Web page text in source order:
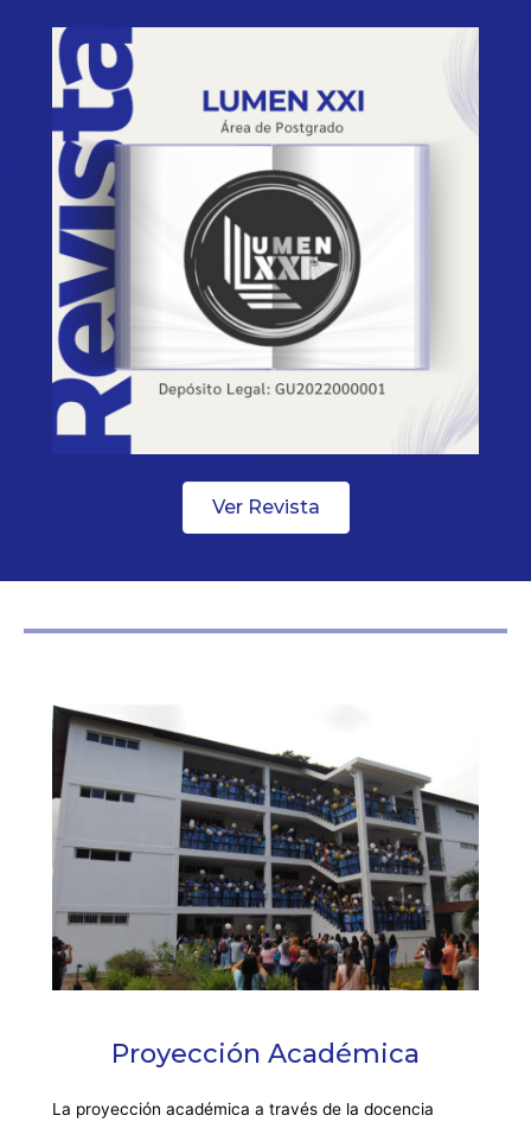
Ver Revista
Proyección Académica
La proyección académica a través de la docencia